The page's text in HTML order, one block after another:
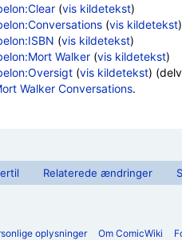
(vis kildetekst)
(vis kildetekst)
(vis kildetekst)
Walker(vis kildetekst)
(vis kildetekst)
Walker Conversations.
Relaterede ændringer
oplysninger Om ComicWiki